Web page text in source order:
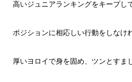
高いジュニアランキングをキープし
ポジションに相応しい行動をしなけ
厚いヨロイで身を固め、ツンとすま